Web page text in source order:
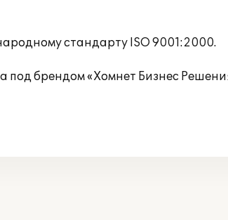
стандарту ISO 9001:2000.
под брендом «Хомнет Бизнес